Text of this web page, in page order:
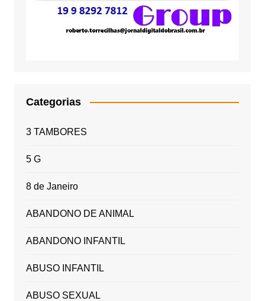
Categorias
3 TAMBORES
5 G
8 de Janeiro
ABANDONO DE ANIMAL
ABANDONO INFANTIL
ABUSO INFANTIL
ABUSO SEXUAL